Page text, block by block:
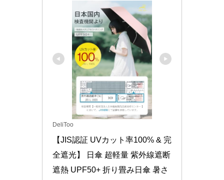
DeliToo
【JIS認証 UVカット率100% & 完
全遮光】 日傘 超軽量 紫外線遮断
遮熱 UPF50+ 折り畳み日傘 暑さ